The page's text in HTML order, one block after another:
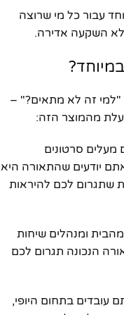
עבור כל מי שרוצה
השקעה אדירה.
זה לא מתאים?" –
מהמוצר הזה:
סרטונים
אתם יודעים שהתאורה היא
שתגרום לכם להיראות
ומנהלים שיחות
הנכונה תגרום לכם
עובדים בתחום היופי,